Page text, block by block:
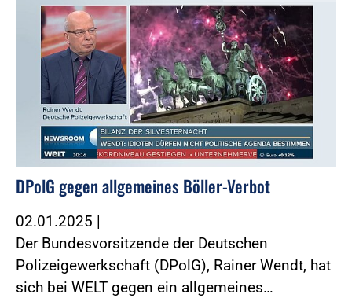
DPolG gegen allgemeines Böller-Verbot
02.01.2025 |
Der Bundesvorsitzende der Deutschen
Polizeigewerkschaft (DPolG), Rainer Wendt, hat
sich bei WELT gegen ein allgemeines…